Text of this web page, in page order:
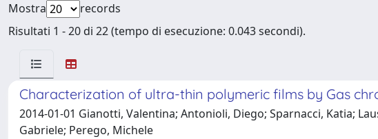
Mostra
records
Risultati 1 - 20 di 22 (tempo di esecuzione: 0.043 secondi).
Characterization of ultra-thin polymeric films by Gas
2014-01-01 Gianotti, Valentina; Antonioli, Diego; Sparnacci, Katia;
Gabriele; Perego, Michele